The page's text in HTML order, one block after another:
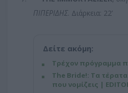
ΠΙΠΕΡΙΔΗΣ. Διάρκεια: 22’
Δείτε ακόμη:
Τρέχον πρόγραμμα
The Bride!: Τα τέρατα
που νομίζεις |